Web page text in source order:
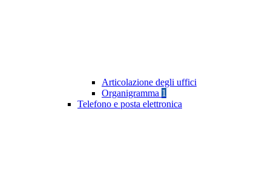
Articolazione degli uffici
Organigramma 1
Telefono e posta elettronica